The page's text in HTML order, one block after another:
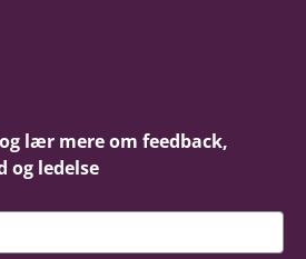
lær mere om feedback,
og ledelse